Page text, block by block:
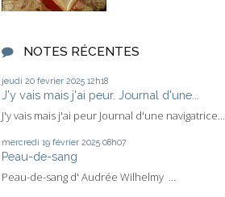
NOTES RÉCENTES
jeudi 20 février 2025 12h18
J'y vais mais j'ai peur. Journal d'une...
J'y vais mais j'ai peur Journal d'une navigatrice...
mercredi 19 février 2025 08h07
Peau-de-sang
Peau-de-sang d' Audrée Wilhelmy ...